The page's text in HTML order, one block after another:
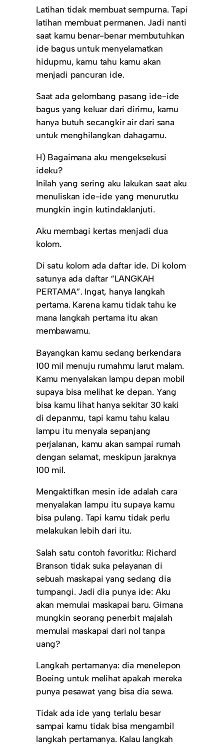
Latihan tidak membuat sempurna. Tapi
latihan membuat permanen. Jadi nanti
saat kamu benar-benar membutuhkan
ide bagus untuk menyelamatkan
hidupmu, kamu tahu kamu akan
menjadi pancuran ide.
Saat ada gelombang pasang ide-ide
bagus yang keluar dari dirimu, kamu
hanya butuh secangkir air dari sana
untuk menghilangkan dahagamu.
H) Bagaimana aku mengeksekusi
ideku?
Inilah yang sering aku lakukan saat aku
menuliskan ide-ide yang menurutku
mungkin ingin kutindaklanjuti.
Aku membagi kertas menjadi dua
kolom.
Di satu kolom ada daftar ide. Di kolom
satunya ada daftar “LANGKAH
PERTAMA”. Ingat, hanya langkah
pertama. Karena kamu tidak tahu ke
mana langkah pertama itu akan
membawamu.
Bayangkan kamu sedang berkendara
100 mil menuju rumahmu larut malam.
Kamu menyalakan lampu depan mobil
supaya bisa melihat ke depan. Yang
bisa kamu lihat hanya sekitar 30 kaki
di depanmu, tapi kamu tahu kalau
lampu itu menyala sepanjang
perjalanan, kamu akan sampai rumah
dengan selamat, meskipun jaraknya
100 mil.
Mengaktifkan mesin ide adalah cara
menyalakan lampu itu supaya kamu
bisa pulang. Tapi kamu tidak perlu
melakukan lebih dari itu.
Salah satu contoh favoritku: Richard
Branson tidak suka pelayanan di
sebuah maskapai yang sedang dia
tumpangi. Jadi dia punya ide: Aku
akan memulai maskapai baru. Gimana
mungkin seorang penerbit majalah
memulai maskapai dari nol tanpa
uang?
Langkah pertamanya: dia menelepon
Boeing untuk melihat apakah mereka
punya pesawat yang bisa dia sewa.
Tidak ada ide yang terlalu besar
sampai kamu tidak bisa mengambil
langkah pertamanya. Kalau langkah